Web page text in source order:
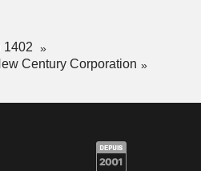
1402
Century Corporation